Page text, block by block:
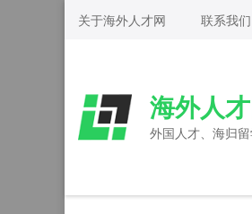
Skip
Enter)
关于海外人才网 联系我们
海外人
外国人才、海归